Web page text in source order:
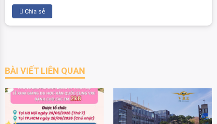
Chia sẻ
BÀI VIẾT LIÊN QUAN